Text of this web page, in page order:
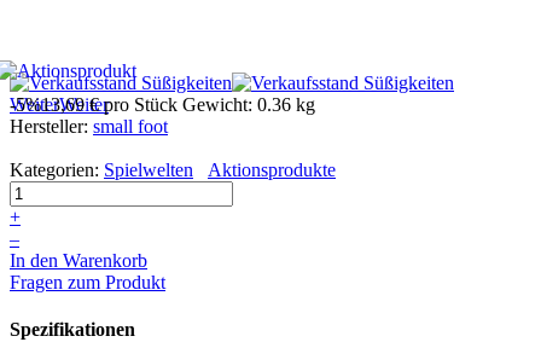
WeiterWeiter
-5%13,69 € pro Stück Gewicht: 0.36 kg
Hersteller: small foot
Kategorien: Spielwelten Aktionsprodukte
+
–
In den Warenkorb
Fragen zum Produkt
Spezifikationen